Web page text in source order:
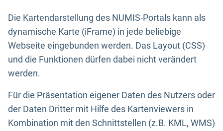
Die Kartendarstellung des NUMIS-Portals kann als
dynamische Karte (iFrame) in jede beliebige
Webseite eingebunden werden. Das Layout (CSS)
und die Funktionen dürfen dabei nicht verändert
werden.
Für die Präsentation eigener Daten des Nutzers oder
der Daten Dritter mit Hilfe des Kartenviewers in
Kombination mit den Schnittstellen (z.B. KML, WMS)